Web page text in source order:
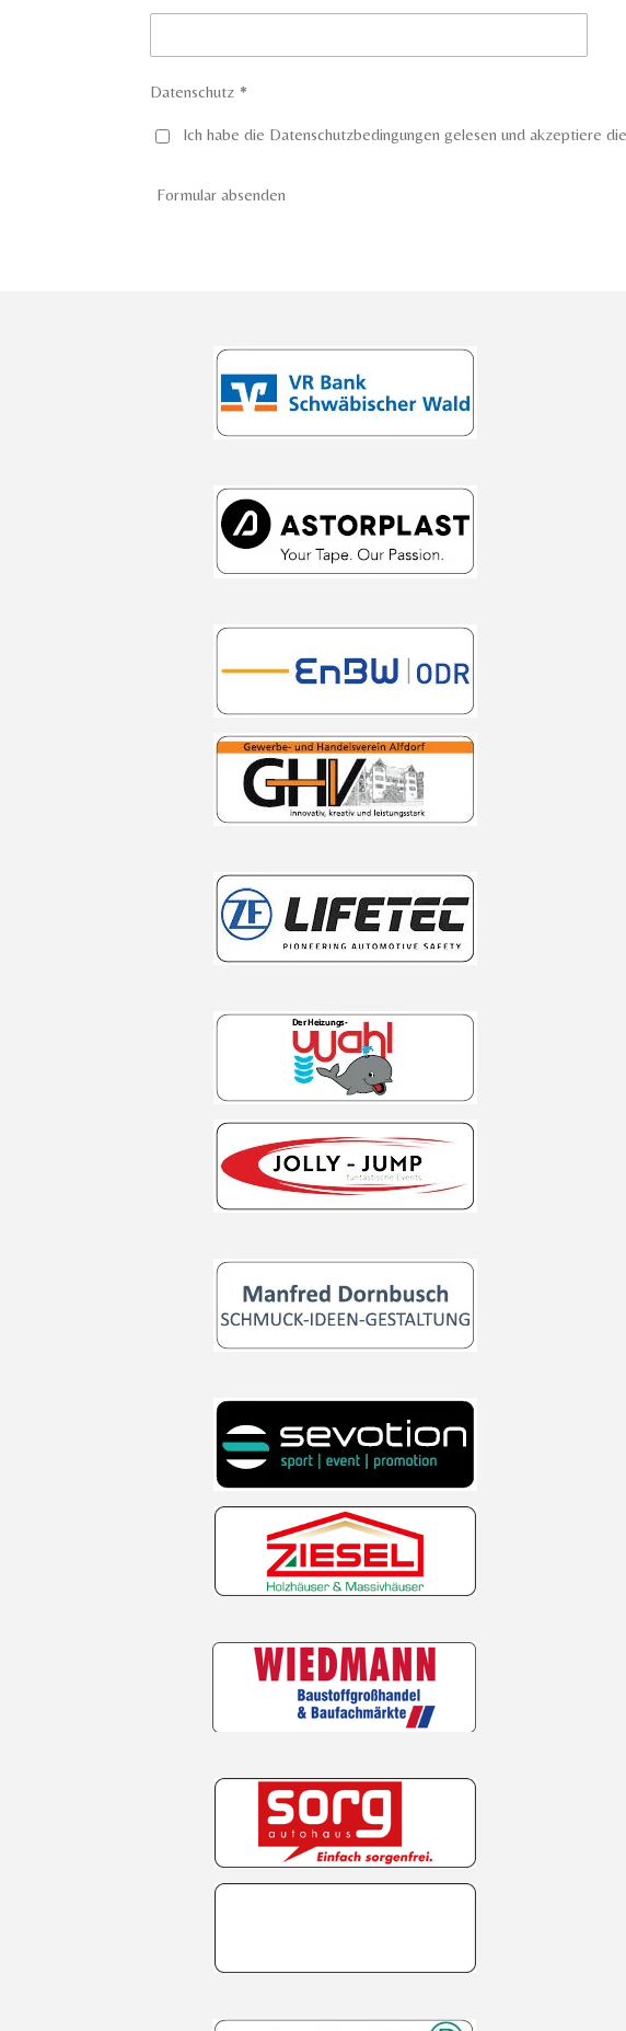
Datenschutz *
Ich habe die Datenschutzbedingungen gelesen und akzeptiere
Formular absenden